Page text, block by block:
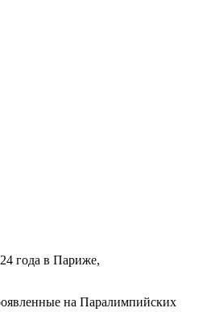
года в Париже,
на Паралимпийских